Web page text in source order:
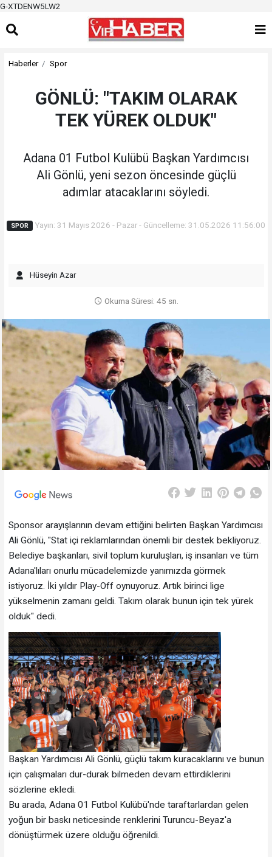
G-XTDENW5LW2
Haberler Spor
GÖNLÜ: "TAKIM OLARAK
TEK YÜREK OLDUK"
Adana 01 Futbol Kulübü Başkan Yardımcısı
Ali Gönlü, yeni sezon öncesinde güçlü
adımlar atacaklarını söyledi.
SPOR Yayın: 31 Mayıs 2026 - Pazar - Güncelleme: 31.05.2026 11:56:00
Hüseyin Azar
Okuma Süresi: 45 sn.
Sponsor arayışlarının devam ettiğini belirten Başkan Yardımcısı
Ali Gönlü, "Stat içi reklamlarından önemli bir destek bekliyoruz.
Belediye başkanları, sivil toplum kuruluşları, iş insanları ve tüm
Adana'lıları onurlu mücadelemizde yanımızda görmek
istiyoruz. İki yıldır Play-Off oynuyoruz. Artık birinci lige
yükselmenin zamanı geldi. Takım olarak bunun için tek yürek
olduk" dedi.
Başkan Yardımcısı Ali Gönlü, güçlü takım kuracaklarını ve bunun
için çalışmaları dur-durak bilmeden devam ettirdiklerini
sözlerine ekledi.
Bu arada, Adana 01 Futbol Kulübü'nde taraftarlardan gelen
yoğun bir baskı neticesinde renklerini Turuncu-Beyaz'a
dönüştürmek üzere olduğu öğrenildi.